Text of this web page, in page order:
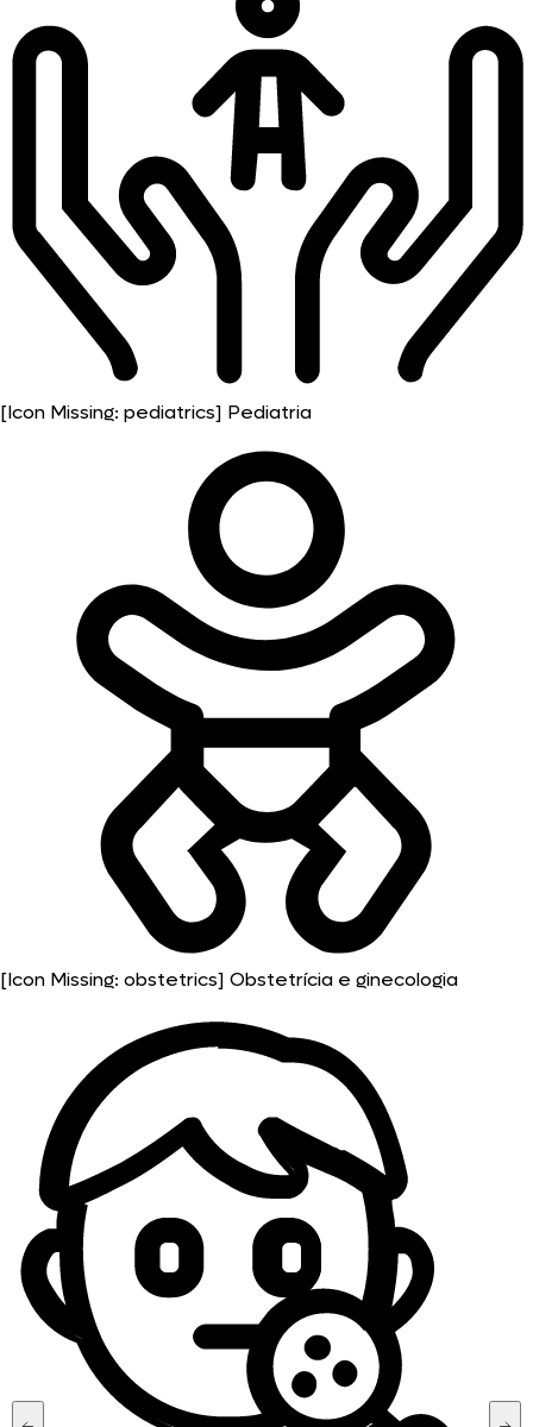
[Icon Missing: pediatrics] Pediatria
[Icon Missing: obstetrics] Obstetrícia e ginecologia